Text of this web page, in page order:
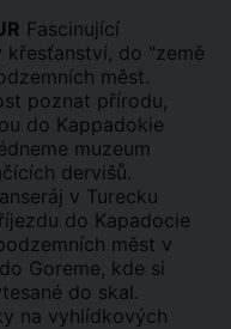
Fascinující
do "země
měst.
poznat přírodu,
do Kappadokie
muzeum
dervišů.
v Turecku
do Kapadocie
měst v
Goreme, kde si
do skal.
na vyhlídkových